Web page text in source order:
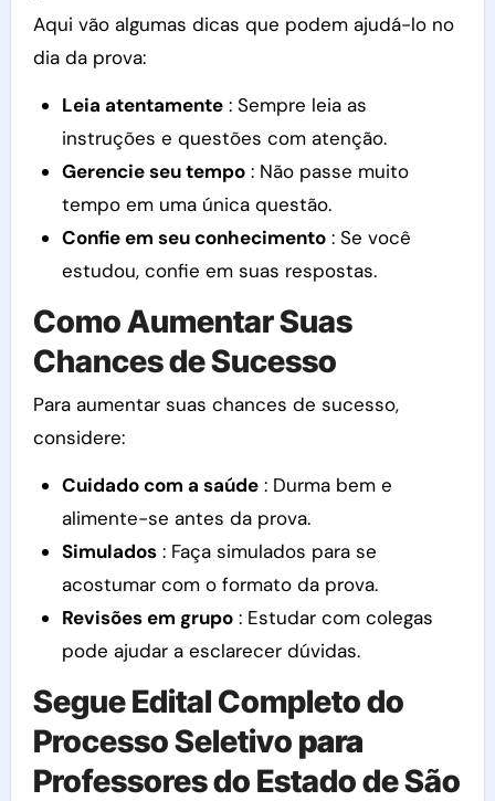
Aqui vão algumas dicas que podem ajudá-lo no
dia da prova:
Leia atentamente: Sempre leia as
instruções e questões com atenção.
Gerencie seu tempo: Não passe muito
tempo em uma única questão.
Confie em seu conhecimento: Se você
estudou, confie em suas respostas.
Como Aumentar Suas
Chances de Sucesso
Para aumentar suas chances de sucesso,
considere:
Cuidado com a saúde: Durma bem e
alimente-se antes da prova.
Simulados: Faça simulados para se
acostumar com o formato da prova.
Revisões em grupo: Estudar com colegas
pode ajudar a esclarecer dúvidas.
Segue Edital Completo do
Processo Seletivo para
Professores do Estado de São